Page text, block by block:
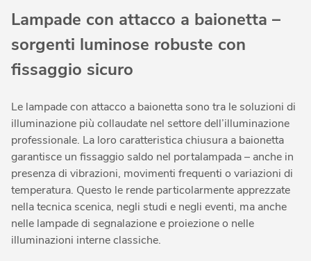
Lampade con attacco a baionetta –
sorgenti luminose robuste con
fissaggio sicuro
Le lampade con attacco a baionetta sono tra le soluzioni di
illuminazione più collaudate nel settore dell’illuminazione
professionale. La loro caratteristica chiusura a baionetta
garantisce un fissaggio saldo nel portalampada – anche in
presenza di vibrazioni, movimenti frequenti o variazioni di
temperatura. Questo le rende particolarmente apprezzate
nella tecnica scenica, negli studi e negli eventi, ma anche
nelle lampade di segnalazione e proiezione o nelle
illuminazioni interne classiche.